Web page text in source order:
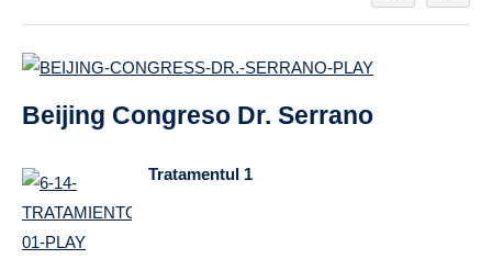
Beijing Congreso Dr. Serrano
Tratamentul 1